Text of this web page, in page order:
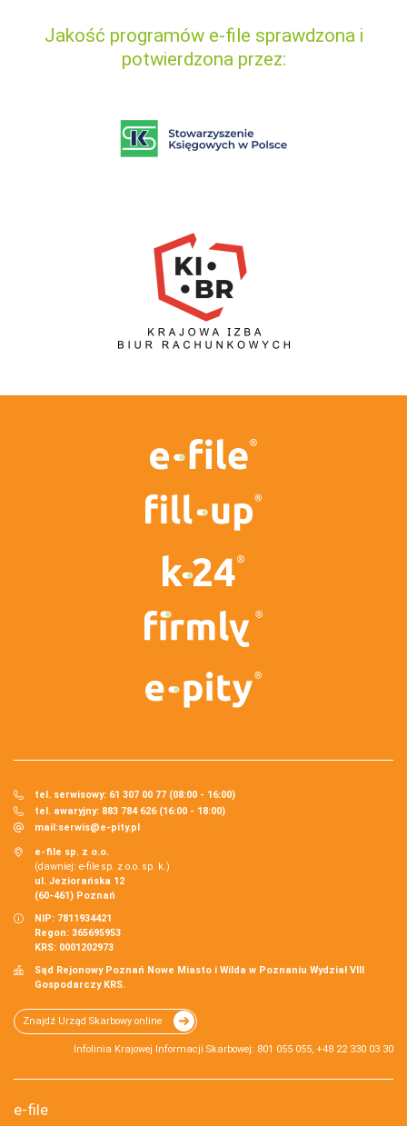
Jakość programów e-file sprawdzona i
potwierdzona przez:
tel. serwisowy: 61 307 00 77 (08:00 - 16:00)
tel. awaryjny: 883 784 626 (16:00 - 18:00)
mail:serwis@e-pity.pl
e-file sp. z o.o.
(dawniej: e-file sp. z o.o. sp. k.)
ul. Jeziorańska 12
(60-461) Poznań
NIP: 7811934421
Regon: 365695953
KRS: 0001202973
Sąd Rejonowy Poznań Nowe Miasto i Wilda w Poznaniu Wydział VIII
Gospodarczy KRS.
Znajdź Urząd Skarbowy online
Infolinia Krajowej Informacji Skarbowej: 801 055 055, +48 22 330 03 30
e-file